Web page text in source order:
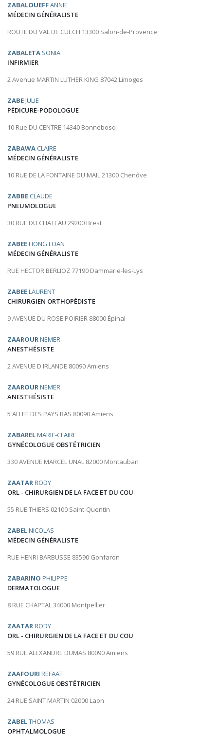
ZABALOUEFFANNIE
MÉDECIN GÉNÉRALISTE
ROUTE DU VAL DE CUECH 13300 Salon-de-Provence
ZABALETA SONIA
INFIRMIER
2 Avenue MARTIN LUTHER KING 87042 Limoges
ZABEJULIE
PÉDICURE-PODOLOGUE
10 Rue DU CENTRE 14340 Bonnebosq
ZABAWA CLAIRE
MÉDECIN GÉNÉRALISTE
10 RUE DE LA FONTAINE DU MAIL 21300 Chenôve
ZABBE CLAUDE
PNEUMOLOGUE
30 RUE DU CHATEAU 29200 Brest
ZABEEHONG LOAN
MÉDECIN GÉNÉRALISTE
RUE HECTOR BERLIOZ 77190 Dammarie-les-Lys
ZABEELAURENT
CHIRURGIEN ORTHOPÉDISTE
9 AVENUE DU ROSE POIRIER 88000 Épinal
ZAAROURNEMER
ANESTHÉSISTE
2 AVENUE D IRLANDE 80090 Amiens
ZAAROURNEMER
ANESTHÉSISTE
5 ALLEE DES PAYS BAS 80090 Amiens
ZABARELMARIE-CLAIRE
GYNÉCOLOGUE OBSTÉTRICIEN
330 AVENUE MARCEL UNAL 82000 Montauban
ZAATARRODY
ORL - CHIRURGIEN DE LA FACE ET DU COU
55 RUE THIERS 02100 Saint-Quentin
ZABELNICOLAS
MÉDECIN GÉNÉRALISTE
RUE HENRI BARBUSSE 83590 Gonfaron
ZABARINO PHILIPPE
DERMATOLOGUE
8 RUE CHAPTAL 34000 Montpellier
ZAATARRODY
ORL - CHIRURGIEN DE LA FACE ET DU COU
59 RUE ALEXANDRE DUMAS 80090 Amiens
ZAAFOURI REFAAT
GYNÉCOLOGUE OBSTÉTRICIEN
24 RUE SAINT MARTIN 02000 Laon
ZABELTHOMAS
OPHTALMOLOGUE